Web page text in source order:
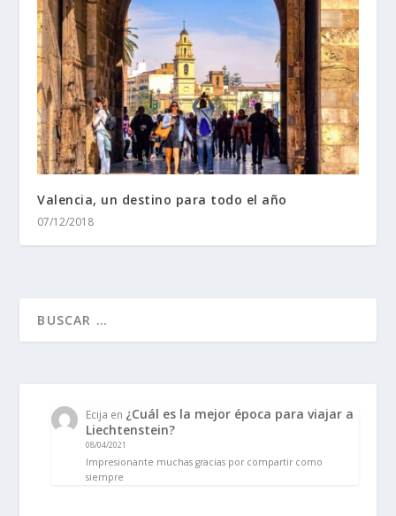
Valencia, un destino para todo el año
07/12/2018
Ecija en ¿Cuál es la mejor época para viajar a
Liechtenstein?
08/04/2021
Impresionante muchas gracias por compartir como
siempre